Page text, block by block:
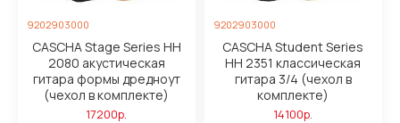
9202903000
CASCHA Stage Series HH
2080 акустическая
гитара формы дредноут
(чехол в комплекте)
17200р.
9202903000
CASCHA Student Series
HH 2351 классическая
гитара 3/4 (чехол в
комплекте)
14100р.